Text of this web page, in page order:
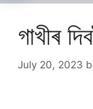
গাখীৰ
July 20, 2023